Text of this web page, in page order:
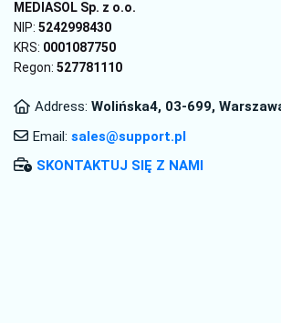
MEDIASOL Sp. z o.о.
NIP: 5242998430
KRS: 0001087750
Regon: 527781110
Address: Wolińska4, 03-699,
Email: sales@support.pl
SKONTAKTUJ SIĘ Z NAMI